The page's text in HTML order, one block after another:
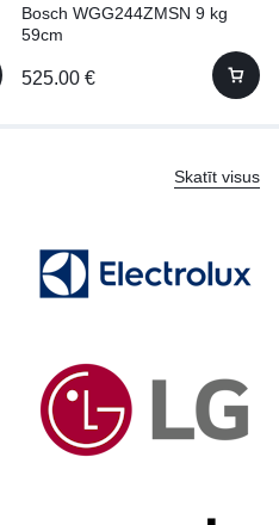
Bosch WGG244ZMSN 9 kg
59cm
525.00 €
Skatīt visus